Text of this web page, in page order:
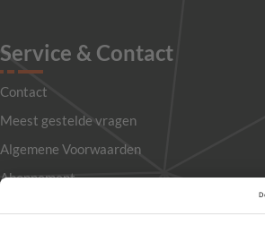
Service & Contact
Contact
Meest gestelde vragen
Algemene Voorwaarden
Abonnement